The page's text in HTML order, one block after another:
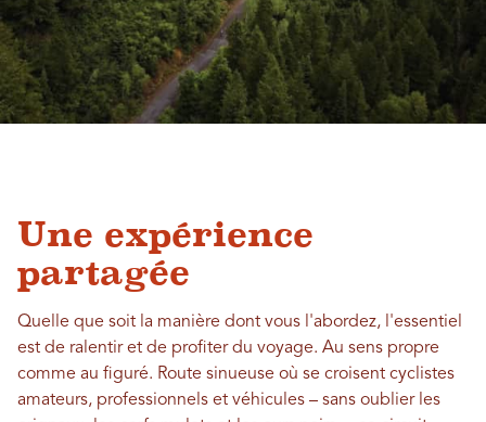
Une expérience
partagée
Quelle que soit la manière dont vous l'abordez, l'essentiel
est de ralentir et de profiter du voyage. Au sens propre
comme au figuré. Route sinueuse où se croisent cyclistes
amateurs, professionnels et véhicules – sans oublier les